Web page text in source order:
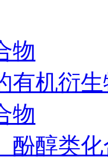
物
有机衍
物
酚醇类